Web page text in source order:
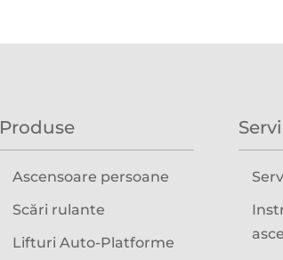
Produse
Ascensoare persoane
Scări rulante
Lifturi Auto-Platforme